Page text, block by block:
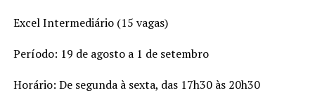
Excel Intermediário (15 vagas)
Período: 19 de agosto a 1 de setembro
Horário: De segunda à sexta, das 17h30 às 20h30